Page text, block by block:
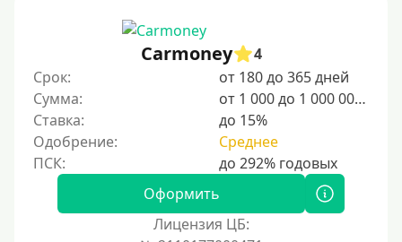
Carmoney
4
Срок:
от 180 до 365 дней
Сумма:
от 1 000 до 1 000 000 ₽
Ставка:
до 15%
Одобрение:
Среднее
Оформить
Лицензия ЦБ: